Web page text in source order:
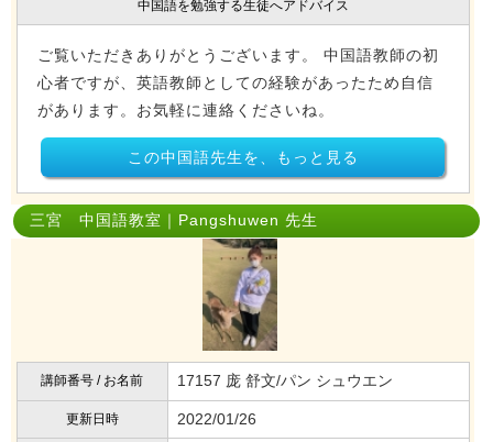
中国語を勉強する生徒へアドバイス
ご覧いただきありがとうございます。 中国語教師の初
心者ですが、英語教師としての経験があったため自信
があります。お気軽に連絡くださいね。
この中国語先生を、もっと見る
三宮 中国語教室｜Pangshuwen 先生
講師番号 / お名前 17157 庞 舒文/パン シュウエン
更新日時 2022/01/26